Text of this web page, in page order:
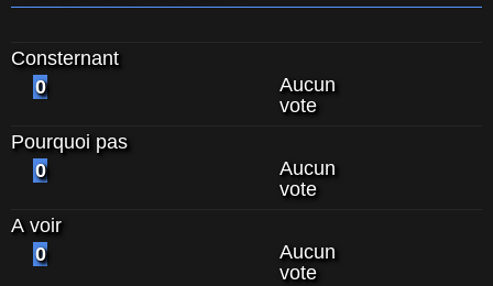
Consternant
0
Aucun
vote
Pourquoi pas
0
Aucun
vote
A voir
0
Aucun
vote